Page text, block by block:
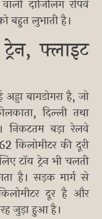
दार्जिलिंग रोपवे
बहुत लुभाती है।
फ्लाइट
बागडोगरा है, जो
दिल्ली तथा
निकटतम बड़ा रेलवे
किलोमीटर की दूरी
टॉय ट्रेन भी चलती
है। सड़क मार्ग से
दूर है और
जुड़ा हुआ है।